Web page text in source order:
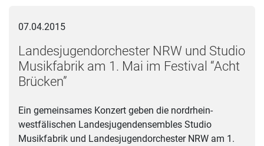
07.04.2015
Landesjugendorchester NRW und Studio
Musikfabrik am 1. Mai im Festival “Acht
Brücken”
Ein gemeinsames Konzert geben die nordrhein-
westfälischen Landesjugendensembles Studio
Musikfabrik und Landesjugendorchester NRW am 1.